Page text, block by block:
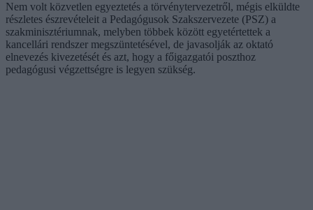
Nem volt közvetlen egyeztetés a törvénytervezetről, mégis elküldte
részletes észrevételeit a Pedagógusok Szakszervezete (PSZ) a
szakminisztériumnak, melyben többek között egyetértettek a
kancellári rendszer megszüntetésével, de javasolják az oktató
elnevezés kivezetését és azt, hogy a főigazgatói poszthoz
pedagógusi végzettségre is legyen szükség.